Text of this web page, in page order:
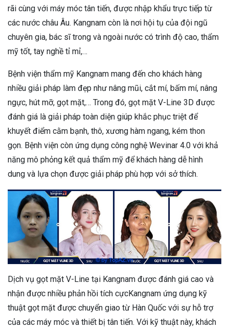
rãi cùng với máy móc tân tiến, được nhập khẩu trực tiếp từ
các nước châu Âu. Kangnam còn là nơi hội tụ của đội ngũ
chuyên gia, bác sĩ trong và ngoài nước có trình độ cao, thẩm
mỹ tốt, tay nghề tỉ mỉ,…
Bệnh viện thẩm mỹ Kangnam mang đến cho khách hàng
nhiều giải pháp làm đẹp như nâng mũi, cắt mí, bấm mí, nâng
ngực, hút mỡ, gọt mặt,… Trong đó, gọt mặt V-Line 3D được
đánh giá là giải pháp toàn diện giúp khắc phục triệt để
khuyết điểm cằm bạnh, thô, xương hàm ngang, kém thon
gọn. Bệnh viện còn ứng dụng công nghệ Wevinar 4.0 với khả
năng mô phỏng kết quả thẩm mỹ để khách hàng dễ hình
dung và lựa chọn được giải pháp phù hợp với sở thích.
Dịch vụ gọt mặt V-Line tại Kangnam được đánh giá cao và
nhận được nhiều phản hồi tích cựcKangnam ứng dụng kỹ
thuật gọt mặt được chuyển giao từ Hàn Quốc với sự hỗ trợ
của các máy móc và thiết bị tân tiến. Với kỹ thuật này, khách